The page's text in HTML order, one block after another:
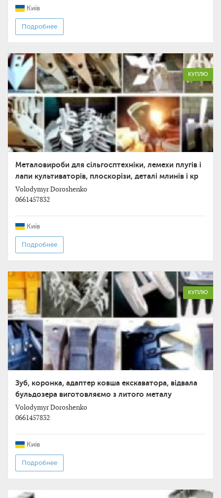
Київ
Подробнее
КУПЛЮ
Металовироби для сільгосптехніки, лемехи плугів і
лапи культиваторів, плоскорізи, деталі млинів і кр
Volodymyr Doroshenko
0661457832
Київ
Подробнее
КУПЛЮ
Зуб, коронка, адаптер ковша екскаватора, відвала
бульдозера виготовляємо з литого металу
Volodymyr Doroshenko
0661457832
Київ
Подробнее